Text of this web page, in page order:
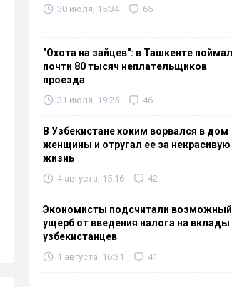
30 июля, 15:34 65
"Охота на зайцев": в Ташкенте
почти 80 тысяч неплательщиков
проезда
31 июля, 19:25 46
В Узбекистане хоким ворвался в дом
женщины и отругал ее за некрасивую
жизнь
4 августа, 15:16 42
Экономисты подсчитали возможный
ущерб от введения налога на вклады
узбекистанцев
1 августа, 16:31 41